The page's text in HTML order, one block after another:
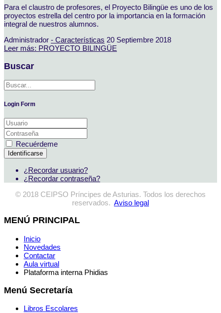
Para el claustro de profesores, el Proyecto Bilingüe es uno de los
proyectos estrella del centro por la importancia en la formación
integral de nuestros alumnos.
Administrador - Características 20 Septiembre 2018
Leer más: PROYECTO BILINGÜE
Buscar
Login Form
Recuérdeme
Identificarse
¿Recordar usuario?
¿Recordar contraseña?
© 2018 CEIPSO Príncipes de Asturias. Todos los derechos
reservados. Aviso legal
MENÚ PRINCIPAL
Inicio
Novedades
Contactar
Aula virtual
Plataforma interna Phidias
Menú Secretaría
Libros Escolares